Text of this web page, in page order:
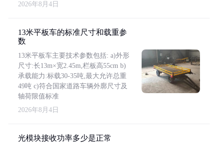
2026年8月4日
13米平板车的标准尺寸和载重参
数
13米平板车主要技术参数包括: a)外形
尺寸:长13m×宽2.45m,栏板高55cm b)
承载能力:标载30-35吨,最大允许总重
49吨 c)符合国家道路车辆外廓尺寸及
轴荷限值标准
2026年8月4日
光模块接收功率多少是正常